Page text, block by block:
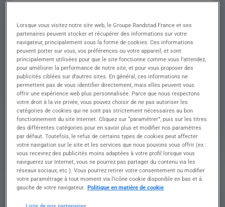
qualité de service et la satisfaction client sont au
cœur des priorités.
Rattaché(e) au Responsable Après-Vente, vous
intégrerez une équipe motivée et bienveillante,
prête à partager son savoir-faire.
Vos missions ???? Réaliser l'ensemble des
interventions de maintenance préventive et
corrective.
????️ Effectuer les opérations réglementées
d'entretien courant et périodique.
⚙️ Prendre en charge les interventions de grosse
mécanique.
???? Remettre en état les organes mécaniques :
amortisseurs, pneus, freins, batteries, filtres, etc.
???? Réaliser les contrôles antipollution et les
Lorsque vous visitez notre site web, le Groupe Randstad France et ses
partenaires peuvent stocker et récupérer des informations sur votre
navigateur, principalement sous la forme de cookies. Ces informations
peuvent porter sur vous, vos préférences ou votre appareil, et sont
principalement utilisées pour que le site fonctionne comme vous l’attendez,
pour améliorer la performance de notre site, et pour vous proposer des
publicités ciblées sur d’autres sites. En général, ces informations ne
permettent pas de vous identifier directement, mais elles peuvent vous
offrir une expérience web plus personnalisée. Parce que nous respectons
votre droit à la vie privée, vous pouvez choisir de ne pas autoriser les
catégories de cookies qui ne sont pas strictement nécessaires au bon
fonctionnement du site Internet. Cliquez sur “paramétrer”, puis sur les titres
des différentes catégories pour en savoir plus et modifier nos paramètres
par défaut. Toutefois, le refus de certains types de cookies peut affecter
votre navigation sur le site et les services que nous pouvons vous offrir (ex :
vous recevrez des publicités moins adaptées à votre profil lorsque vous
naviguerez sur Internet, vous ne pourrez pas partager du contenu via les
réseaux sociaux, etc.). Vous pourrez retirer votre consentement ou modifier
votre paramétrage à tout moment via l’icône cookie disponible en bas et à
gauche de votre navigateur. Politique en matière de cookie